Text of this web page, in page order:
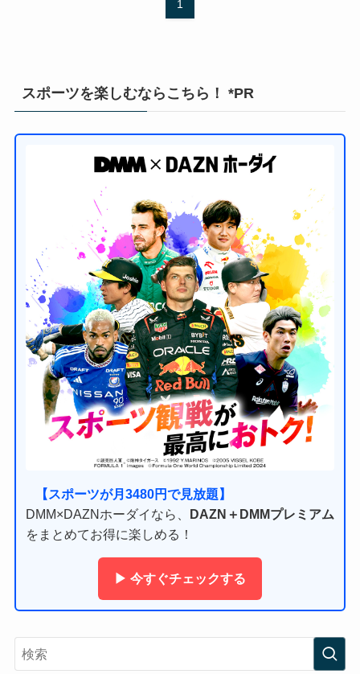
1
スポーツを楽しむならこちら！ *PR
【スポーツが月3480円で見放題】
DMM×DAZNホーダイなら、
DAZN＋DMMプレミアム
をまとめてお得に楽しめる！
▶ 今すぐチェックする